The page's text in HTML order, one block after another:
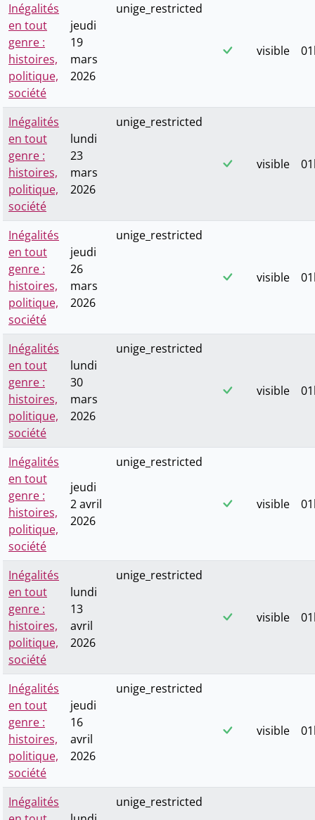
Inégalités
en tout
genre :
histoires,
politique,
société
jeudi
19
mars
2026
unige_restricted
visible
Inégalités
en tout
genre :
histoires,
politique,
société
lundi
23
mars
2026
unige_restricted
visible
Inégalités
en tout
genre :
histoires,
politique,
société
jeudi
26
mars
2026
unige_restricted
visible
Inégalités
en tout
genre :
histoires,
politique,
société
lundi
30
mars
2026
unige_restricted
visible
Inégalités
en tout
genre :
histoires,
politique,
société
jeudi
2 avril
2026
unige_restricted
visible
Inégalités
en tout
genre :
histoires,
politique,
société
lundi
13
avril
2026
unige_restricted
visible
Inégalités
en tout
genre :
histoires,
politique,
société
jeudi
16
avril
2026
unige_restricted
visible
Inégalités
unige_restricted